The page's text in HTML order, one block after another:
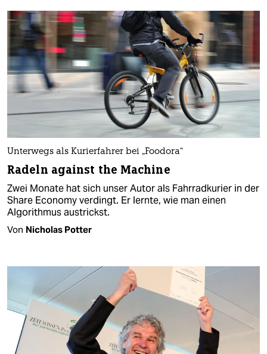
Unterwegs als Kurierfahrer bei „Foodora“
Radeln against the Machine
Zwei Monate hat sich unser Autor als Fahrradkurier in der
Share Economy verdingt. Er lernte, wie man einen
Algorithmus austrickst.
Von Nicholas Potter